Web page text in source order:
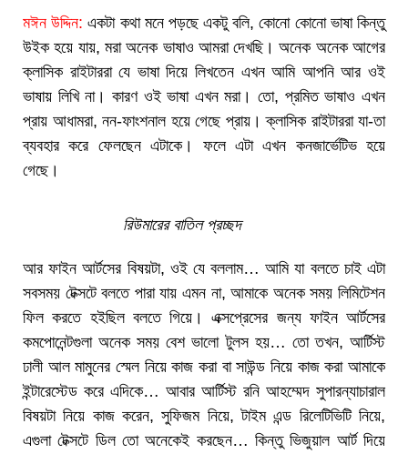
মঈন উদ্দিন: একটা কথা মনে পড়ছে একটু বলি, কোনো কোনো ভাষা কিন্তু
উইক হয়ে যায়, মরা অনেক ভাষাও আমরা দেখছি। অনেক অনেক আগের
ক্লাসিক রাইটাররা যে ভাষা দিয়ে লিখতেন এখন আমি আপনি আর ওই
ভাষায় লিখি না। কারণ ওই ভাষা এখন মরা। তো, প্রমিত ভাষাও এখন
প্রায় আধামরা, নন-ফাংশনাল হয়ে গেছে প্রায়। ক্লাসিক রাইটাররা যা-তা
ব্যবহার করে ফেলছেন এটাকে। ফলে এটা এখন কনজার্ভেটিভ হয়ে
গেছে।
রিউমারের বাতিল প্রচ্ছদ
আর ফাইন আর্টসের বিষয়টা, ওই যে বললাম… আমি যা বলতে চাই এটা
সবসময় টেক্সটে বলতে পারা যায় এমন না, আমাকে অনেক সময় লিমিটেশন
ফিল করতে হইছিল বলতে গিয়ে। এক্সপ্রেসের জন্য ফাইন আর্টসের
কমপোনেন্টগুলা অনেক সময় বেশ ভালো টুলস হয়… তো তখন, আর্টিস্ট
ঢালী আল মামুনের স্মেল নিয়ে কাজ করা বা সাউন্ড নিয়ে কাজ করা আমাকে
ইন্টারেস্টেড করে এদিকে… আবার আর্টিস্ট রনি আহম্মেদ সুপারন্যাচারাল
বিষয়টা নিয়ে কাজ করেন, সুফিজম নিয়ে, টাইম এন্ড রিলেটিভিটি নিয়ে,
এগুলা টেক্সটে ডিল তো অনেকেই করছেন… কিন্তু ভিজুয়াল আর্ট দিয়ে